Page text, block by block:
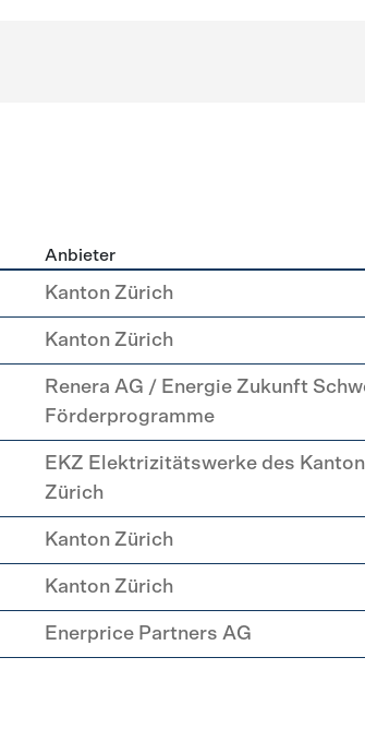
Anbieter
Kanton Zürich
Kanton Zürich
Renera AG / Energie Zukunft
Förderprogramme
EKZ Elektrizitätswerke des
Zürich
Kanton Zürich
Kanton Zürich
Enerprice Partners AG